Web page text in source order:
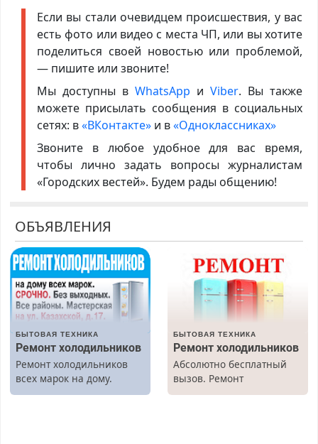
Если вы стали очевидцем происшествия, у вас
есть фото или видео с места ЧП, или вы хотите
поделиться своей новостью или проблемой,
— пишите или звоните!
Мы доступны в WhatsApp иViber. Вы также
можете присылать сообщения в социальных
сетях: в«ВКонтакте»и в«Одноклассниках»
Звоните в любое удобное для вас время,
чтобы лично задать вопросы журналистам
«Городских вестей». Будем рады общению!
ОБЪЯВЛЕНИЯ
БЫТОВАЯ ТЕХНИКА
Ремонт холодильников
Ремонт холодильников
всех марок на дому.
БЫТОВАЯ ТЕХНИКА
Ремонт холодильников
Абсолютно бесплатный
вызов. Ремонт
холодильников всех